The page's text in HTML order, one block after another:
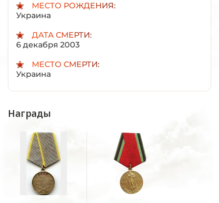
МЕСТО РОЖДЕНИЯ:
Украина
ДАТА СМЕРТИ:
6 декабря 2003
МЕСТО СМЕРТИ:
Украина
Награды